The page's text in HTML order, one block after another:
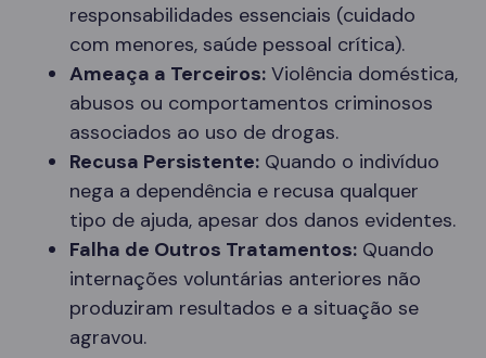
responsabilidades essenciais (cuidado
com menores, saúde pessoal crítica).
Ameaça a Terceiros: Violência doméstica,
abusos ou comportamentos criminosos
associados ao uso de drogas.
Recusa Persistente: Quando o indivíduo
nega a dependência e recusa qualquer
tipo de ajuda, apesar dos danos evidentes.
Falha de Outros Tratamentos: Quando
internações voluntárias anteriores não
produziram resultados e a situação se
agravou.